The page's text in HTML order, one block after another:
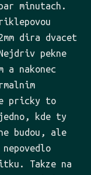
minutach.
dira dvacet
pekne
a nakonec
pricky to
kde ty
budou, ale
Takze na